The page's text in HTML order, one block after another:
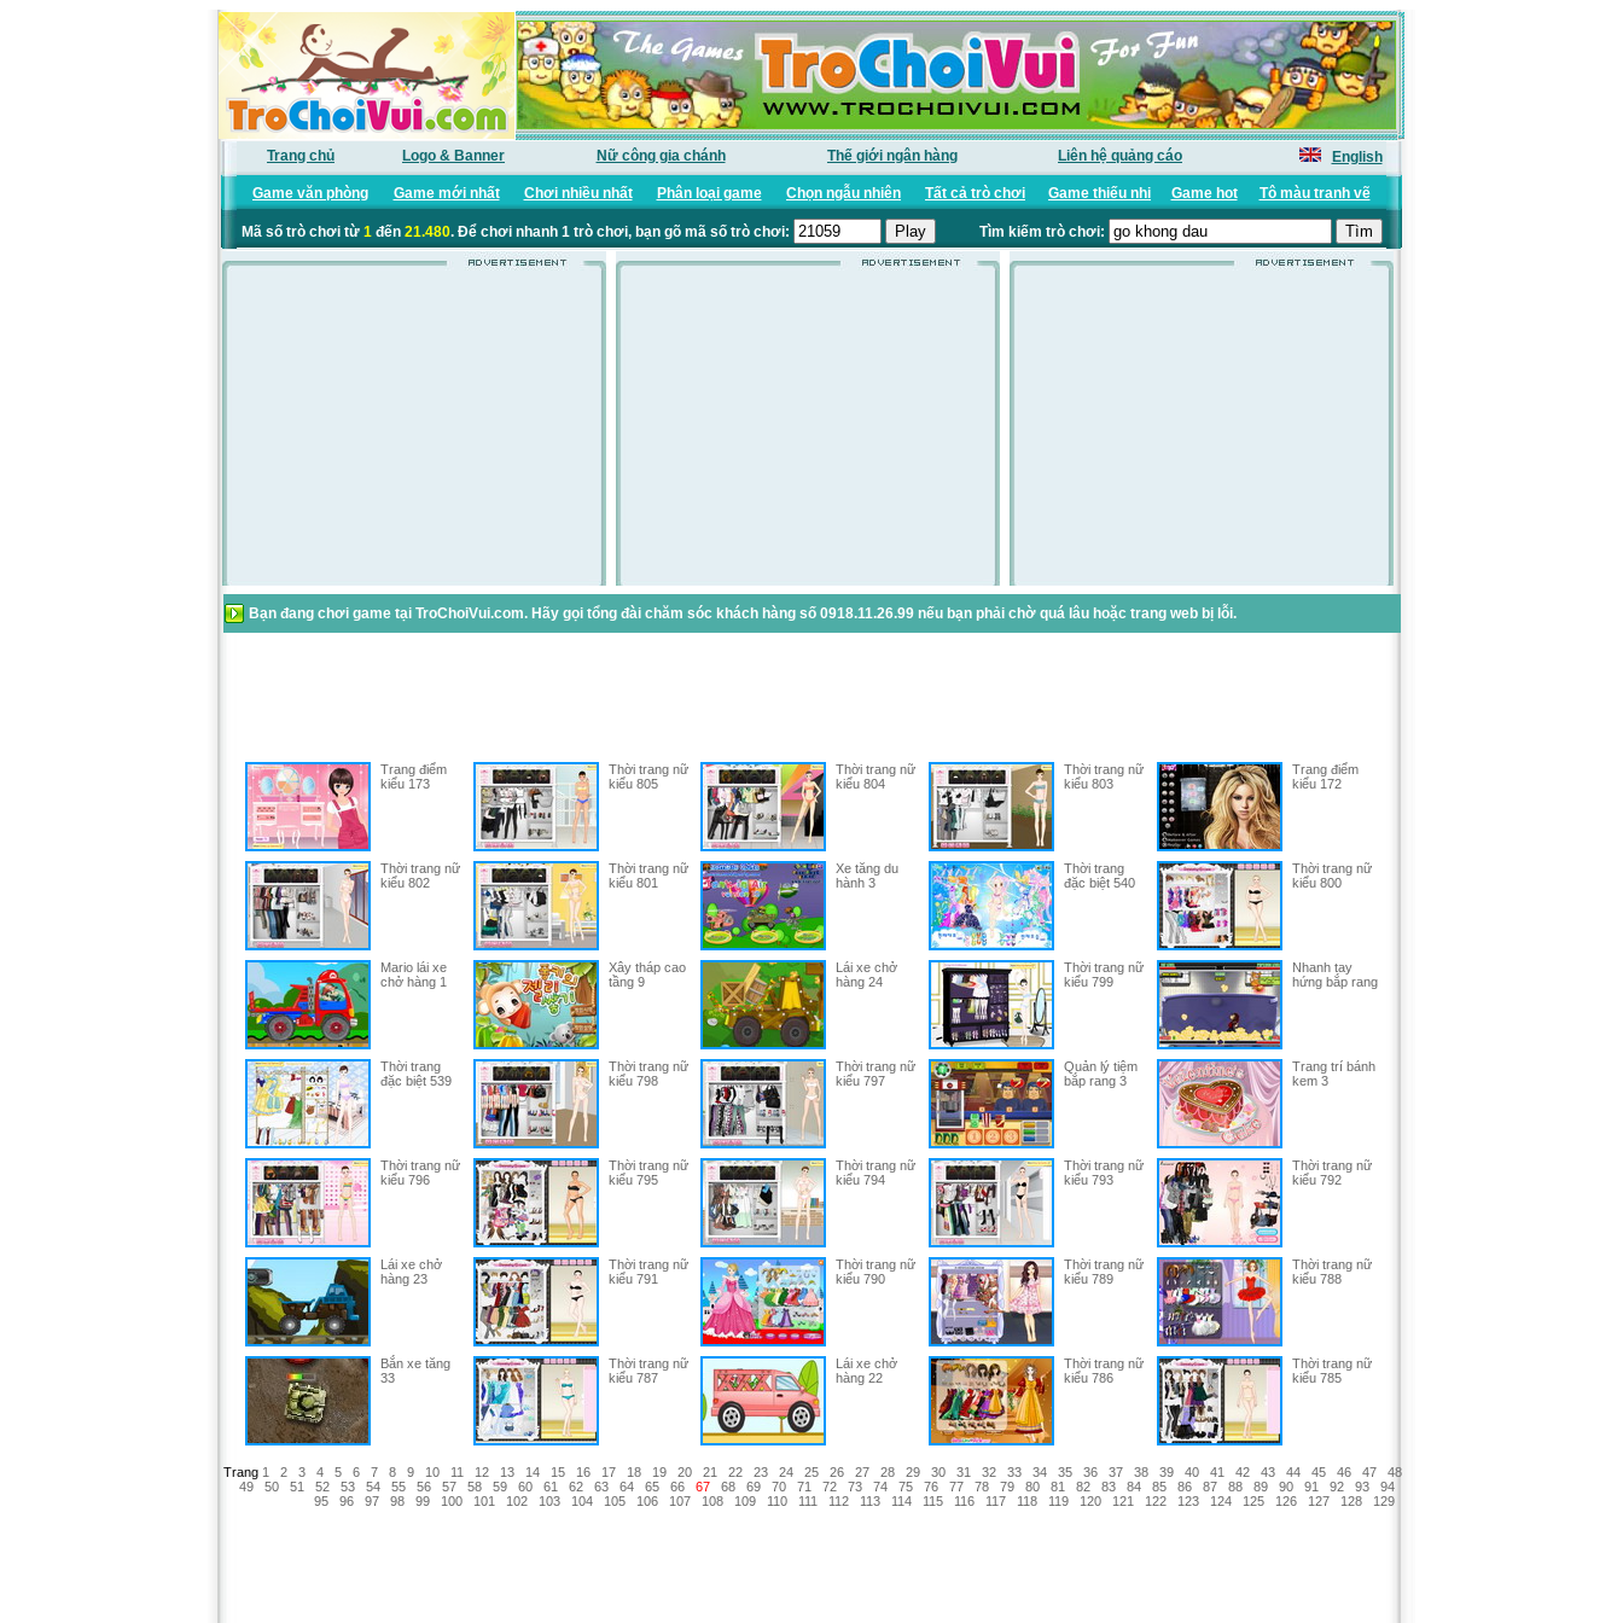
Trang chủ Logo & Banner Nữ công gia chánh Thế giới ngân hàng Liên hệ quảng cáo English
Game văn phòng Game mới nhất Chơi nhiều nhất Phân loại game Chọn ngẫu nhiên Tất cả trò chơi Game thiếu nhi Game hot Tô màu tranh vẽ
Mã số trò chơi từ 1đến 21.480. Để chơi nhanh 1 trò chơi, bạn gõ mã số trò chơi: Tìm kiếm trò chơi:
Bạn đang chơi game tại TroChoiVui.com. Hãy gọi tổng đài chăm sóc khách hàng số 0918.11.26.99 nếu bạn phải chờ quá lâu hoặc trang web bị lỗi.
Trang điểm
kiểu 173
Thời trang nữ
kiểu 805
Thời trang nữ
kiểu 804
Thời trang nữ
kiểu 803
Trang điểm
kiểu 172
Thời trang nữ
kiểu 802
Thời trang nữ
kiểu 801
Xe tăng du
hành 3
Thời trang
đặc biệt 540
Thời trang nữ
kiểu 800
Mario lái xe
chở hàng 1
Xây tháp cao
tầng 9
Lái xe chở
hàng 24
Thời trang nữ
kiểu 799
Nhanh tay
hứng bắp rang
Thời trang
đặc biệt 539
Thời trang nữ
kiểu 798
Thời trang nữ
kiểu 797
Quản lý tiệm
bắp rang 3
Trang trí bánh
kem 3
Thời trang nữ
kiểu 796
Thời trang nữ
kiểu 795
Thời trang nữ
kiểu 794
Thời trang nữ
kiểu 793
Thời trang nữ
kiểu 792
Lái xe chở
hàng 23
Thời trang nữ
kiểu 791
Thời trang nữ
kiểu 790
Thời trang nữ
kiểu 789
Thời trang nữ
kiểu 788
Bắn xe tăng
33
Thời trang nữ
kiểu 787
Lái xe chở
hàng 22
Thời trang nữ
kiểu 786
Thời trang nữ
kiểu 785
Trang 1 2 3 4 5 6 7 8 9 10 11 12 13 14 15 16 17 18 19 20 21 22 23 24 25 26 27 28 29 30 31 32 33 34 35 36 37 38 39 40 41 42 43 44 45 46 47
48
49
50 51 52 53 54 55 56 57 58 59 60 61 62 63 64 65 66 67 68 69 70 71 72 73 74 75 76 77 78 79 80 81 82 83 84 85 86 87 88 89 90 91 92 93
94
95
96 97 98 99 100 101 102 103 104 105 106 107 108 109 110 111 112 113 114 115 116 117 118 119 120 121 122 123 124 125 126 127 128 129